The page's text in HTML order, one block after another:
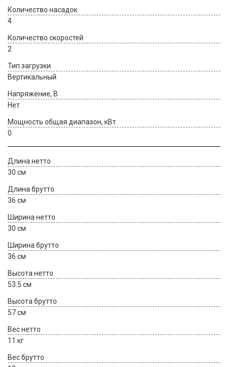
Количество насадок
4
Количество скоростей
2
Тип загрузки
Вертикальный
Напряжение, В
Нет
Мощность общая диапазон, кВт
0
Длина нетто
30 см
Длина брутто
36 см
Ширина нетто
30 см
Ширина брутто
36 см
Высота нетто
53.5 см
Высота брутто
57 см
Вес нетто
11 кг
Вес брутто